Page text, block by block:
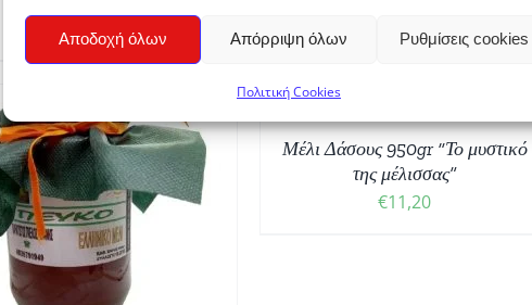
Αποδοχή όλων Απόρριψη όλων Ρυθμίσεις cookies
Πολιτική Cookies
4,20
ΚΑΛΆΘΙ
/
ΛΕΠΤΟΜΈΡΕΙΕΣ
Μέλι Δάσους 950gr “Το μυστικό
της μέλισσας”
€11,20